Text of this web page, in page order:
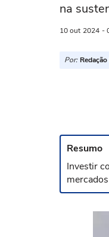
na
10 out 2024 -
Por:
Resumo
Investir